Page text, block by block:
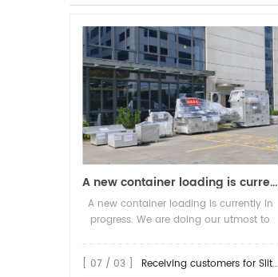
A new container loading is currently in progress.
A new container loading is currently in
progress. We are doing our utmost to
earliest possible time.
[ 07 / 03 ] Receiving customers for Slitting machine with differential Slip Shaft